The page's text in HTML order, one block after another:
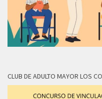
CLUB DE ADULTO MAYOR LOS